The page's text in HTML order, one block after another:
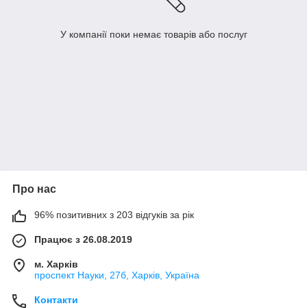
У компанії поки немає товарів або послуг
Про нас
96% позитивних з 203 відгуків за рік
Працює з 26.08.2019
м. Харків
проспект Науки, 27б, Харків, Україна
Контакти